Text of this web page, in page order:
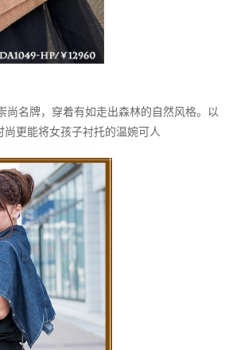
尚名牌，穿着有如走出森林的自然风格。以
更能将女孩子衬托的温婉可人